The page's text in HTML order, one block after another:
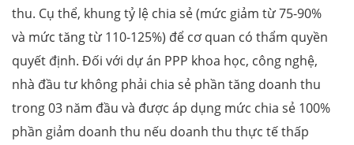
thu. Cụ thể, khung tỷ lệ chia sẻ (mức giảm từ 75-90%
và mức tăng từ 110-125%) để cơ quan có thẩm quyền
quyết định. Đối với dự án PPP khoa học, công nghệ,
nhà đầu tư không phải chia sẻ phần tăng doanh thu
trong 03 năm đầu và được áp dụng mức chia sẻ 100%
phần giảm doanh thu nếu doanh thu thực tế thấp